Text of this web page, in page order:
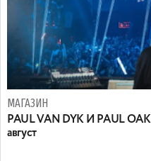
МАГАЗИН
PAUL VAN DYK И PAUL
август